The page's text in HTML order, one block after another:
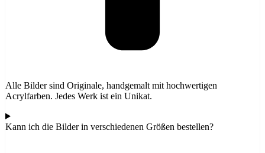
Alle Bilder sind Originale, handgemalt mit hochwertigen
Acrylfarben. Jedes Werk ist ein Unikat.
Kann ich die Bilder in verschiedenen Größen bestellen?